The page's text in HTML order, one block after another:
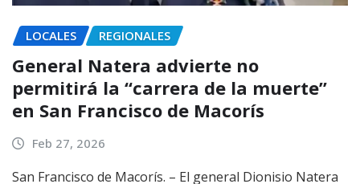
LOCALES REGIONALES
General Natera advierte no
permitirá la “carrera de la muerte”
en San Francisco de Macorís
Feb 27, 2026
San Francisco de Macorís. – El general Dionisio Natera